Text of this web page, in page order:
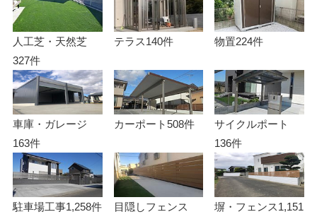
人工芝・天然芝
327件
テラス140件 物置224件
車庫・ガレージ
163件
カーポート508件
サイクルポート
136件
駐車場工事1,258件
目隠しフェンス
塀・フェンス1,151